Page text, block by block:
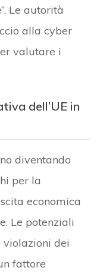
Le autorità
alla cyber
valutare i
dell’UE in
diventando
per la
economica
Le potenziali
dei
fattore